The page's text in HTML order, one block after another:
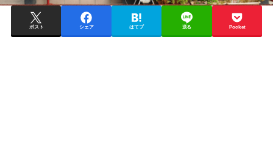
ポスト シェア はてブ 送る Pocket